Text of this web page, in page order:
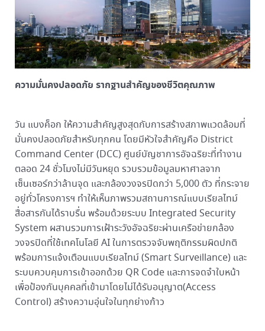
ความมั่นคงปลอดภัย รากฐานสำคัญของชีวิตคุณภาพ
วัน แบงค็อก ให้ความสำคัญสูงสุดกับการสร้างสภาพแวดล้อมที่
มั่นคงปลอดภัยสำหรับทุกคน โดยมีหัวใจสำคัญคือ District
Command Center (DCC) ศูนย์บัญชาการอัจฉริยะที่ทำงาน
ตลอด 24 ชั่วโมงไม่มีวันหยุด รวบรวมข้อมูลมหาศาลจาก
เซ็นเซอร์กว่าล้านจุด และกล้องวงจรปิดกว่า 5,000 ตัว ที่กระจาย
อยู่ทั่วโครงการฯ ทำให้เห็นภาพรวมสถานการณ์แบบเรียลไทม์
สื่อสารกันได้ราบรื่น พร้อมด้วยระบบ Integrated Security
System ผสานรวมการเฝ้าระวังอัจฉริยะผ่านเครือข่ายกล้อง
วงจรปิดที่ใช้เทคโนโลยี AI ในการตรวจจับพฤติกรรมผิดปกติ
พร้อมการแจ้งเตือนแบบเรียลไทม์ (Smart Surveillance) และ
ระบบควบคุมการเข้าออกด้วย QR Code และการจดจำใบหน้า
เพื่อป้องกันบุคคลที่เข้ามาโดยไม่ได้รับอนุญาต(Access
Control) สร้างความอุ่นใจในทุกย่างก้าว